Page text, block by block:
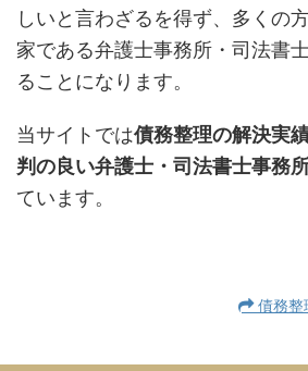
しいと言わざるを得ず、多くの
家である弁護士事務所・司法書
ることになります。
当サイトでは債務整理の解決実
判の良い弁護士・司法書士事務
ています。
債務整